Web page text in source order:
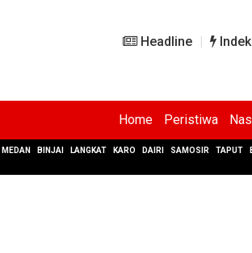
Headline
Home Peristiwa
MEDAN BINJAI LANGKAT KARO DAIRI SAMOSIR TAPUT